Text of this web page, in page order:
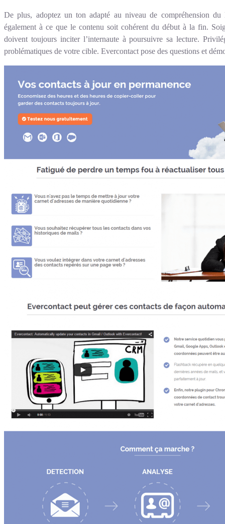
De plus, adoptez un ton adapté au niveau de compréhension
également à ce que le contenu soit cohérent du début à la fin.
doivent toujours inciter l’internaute à poursuivre sa lecture.
problématiques de votre cible. Evercontact pose des questions et